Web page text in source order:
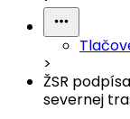
>
ŽSR
severnej